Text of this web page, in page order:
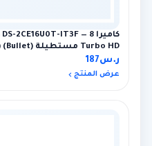
Turbo HD مستطيلة (Bullet) (Hikvision Turbo HD)
ر.س187
عرض المنتج